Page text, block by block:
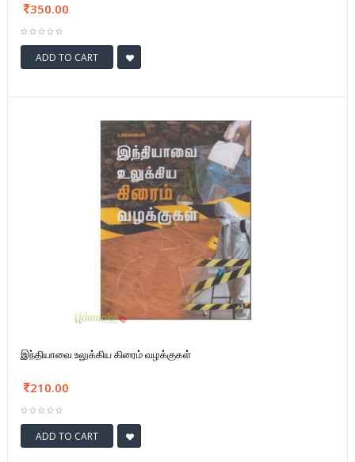
350.00
ADD TO CART
இந்தியாவை உலுக்கிய கிரைம் வழக்குகள்
210.00
ADD TO CART